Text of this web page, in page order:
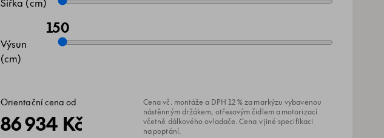
Výsun
(cm)
150
Orientační cena od
86 934 Kč
Cena vč. montáže a DPH 12 % za markýzu vybavenou
nástěnným držákem, otřesovým čidlem a motorizací
včetně dálkového ovladače. Cena v jiné specifikaci
na poptání.